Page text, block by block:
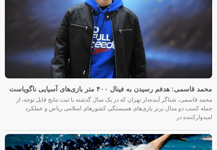
محمد قاسمی: هدفم رسیدن به فینال ۴۰۰ متر بازی‌های آسیایی ناگویاست
محمد قاسمی، شناگر آینده‌دار تهران که در یک سال گذشته با ثبت نتایج قابل توجه، از
جمله کسب دو مدال برنز بازی‌های همبستگی کشورهای اسلامی ریاض و عملکرد
امیدوارکننده در